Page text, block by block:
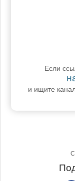
Если
и ищите